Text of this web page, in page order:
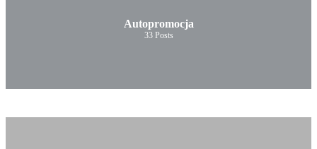
Autopromocja
33 Posts